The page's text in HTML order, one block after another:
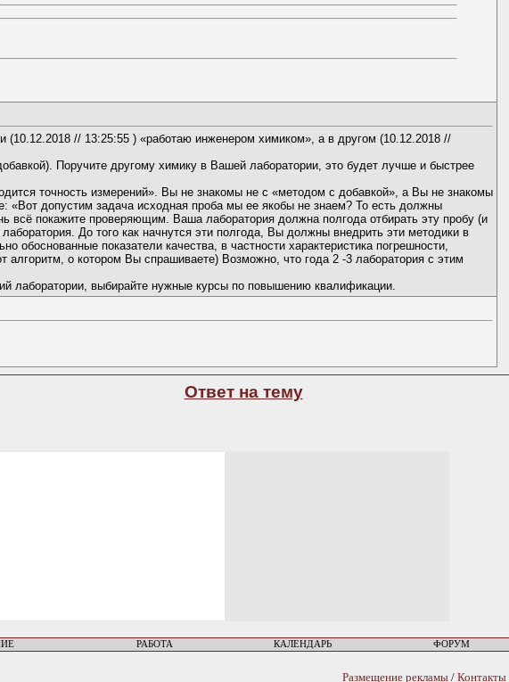
// 13:25:55 ) «работаю инженером химиком», а в другом (10.12.2018 //
Поручите другому химику в Вашей лаборатории, это будет лучше и быстрее
точность измерений». Вы не знакомы не с «методом с добавкой», а Вы не знакомы
«Вот допустим задача исходная проба мы ее якобы не знаем? То есть должны
всё покажите проверяющим. Ваша лаборатория должна полгода отбирать эту пробу (и
До того как начнутся эти полгода, Вы должны внедрить эти методики в
обоснованные показатели качества, в частности характеристика погрешности,
о котором Вы спрашиваете) Возможно, что года 2 -3 лаборатория с этим
лаборатории, выбирайте нужные курсы по повышению квалификации.
Ответ на тему
РАБОТА КАЛЕНДАРЬ ФОРУМ
Размещение рекламы / Контакты